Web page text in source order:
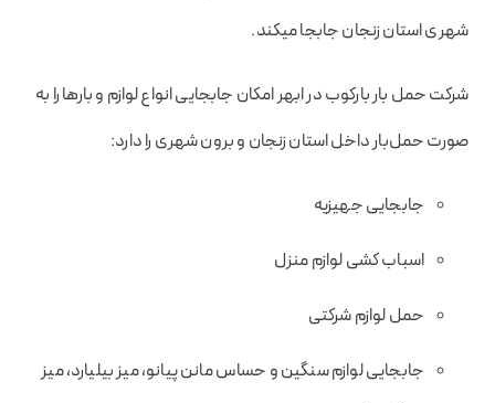
شهری استان زنجان جابجا میکند.
شرکت حمل بار بارکوب در ابهر امکان جابجایی انواع لوازم و بارها را به
صورت حمل‌بار داخل استان زنجان و برون شهری را دارد:
جابجایی جهیزیه
اسباب کشی لوازم منزل
حمل لوازم شرکتی
جابجایی لوازم سنگین و حساس مانن پیانو، میز بیلیارد، میز